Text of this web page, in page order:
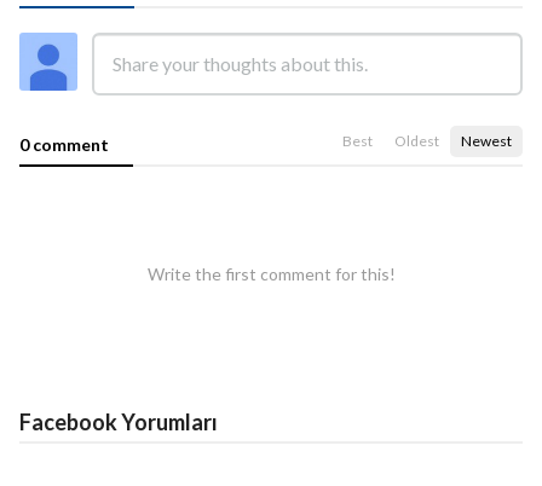
0 comment Best Oldest Newest
Write the first comment for this!
Facebook Yorumları